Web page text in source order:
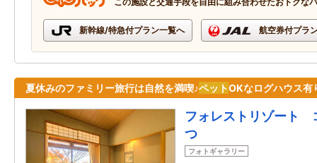
新幹線/特急付プラン一覧へ 航空券付プラ
夏休みのファミリー旅行は自然を満喫♪ペットOKなログハウス有
フォレストリゾート
つ
フォトギャラリー